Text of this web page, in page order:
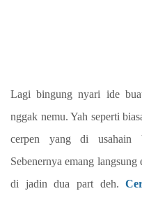
Lagi bingung nyari ide
nggak nemu. Yah seperti
cerpen yang di usahain
Sebenernya emang
di jadin dua part deh.